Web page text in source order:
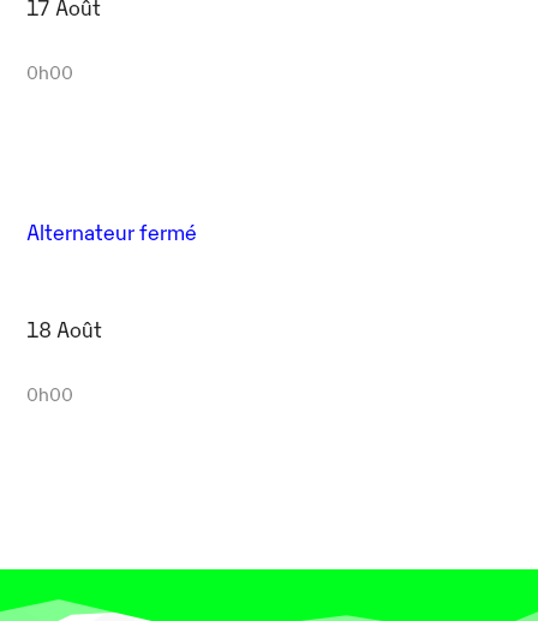
17 Août
0h00
Alternateur fermé
18 Août
0h00